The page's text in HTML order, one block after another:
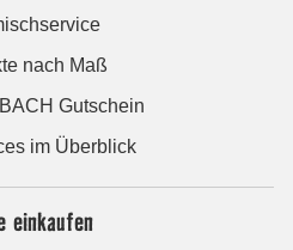
nach Maß
Gutschein
im Überblick
einkaufen